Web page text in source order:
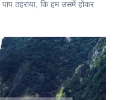
ठहराया, कि हम उसमें होकर